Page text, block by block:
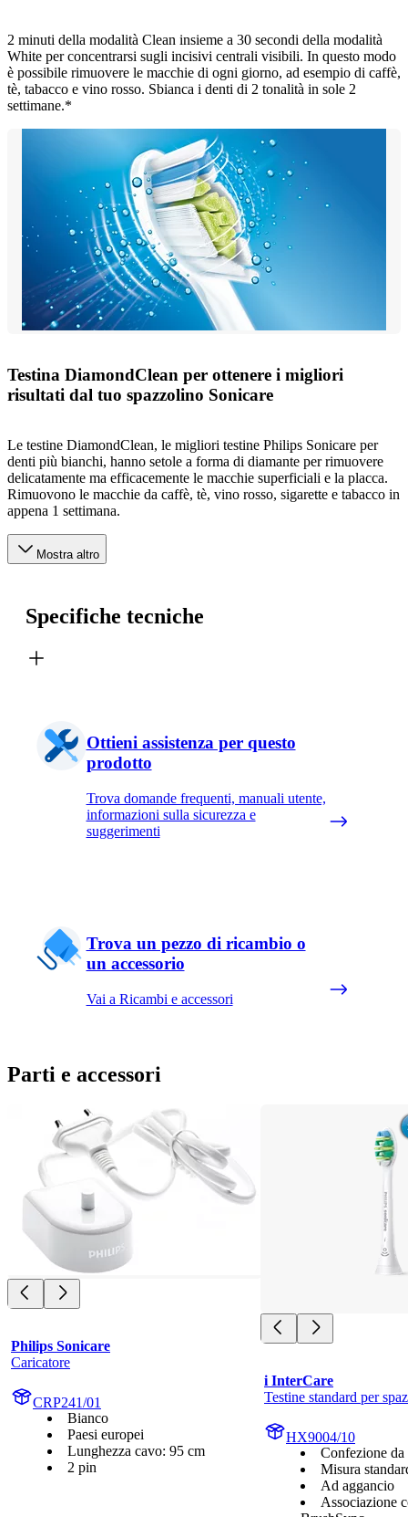
2 minuti della modalità Clean insieme a 30 secondi della modalità
White per concentrarsi sugli incisivi centrali visibili. In questo modo
è possibile rimuovere le macchie di ogni giorno, ad esempio di caffè,
tè, tabacco e vino rosso. Sbianca i denti di 2 tonalità in sole 2
settimane.*
Testina DiamondClean per ottenere i migliori
risultati dal tuo spazzolino Sonicare
Le testine DiamondClean, le migliori testine Philips Sonicare per
denti più bianchi, hanno setole a forma di diamante per rimuovere
delicatamente ma efficacemente le macchie superficiali e la placca.
Rimuovono le macchie da caffè, tè, vino rosso, sigarette e tabacco in
appena 1 settimana.
Mostra altro
Specifiche tecniche
Ottieni assistenza per questo
prodotto
Trova domande frequenti, manuali utente,
informazioni sulla sicurezza e
suggerimenti
Trova un pezzo di ricambio o
un accessorio
Vai a Ricambi e accessori
Parti e accessori
Philips Sonicare
Caricatore
CRP241/01
Bianco
Paesi europei
Lunghezza cavo: 95 cm
2 pin
i InterCare
Testine standard per
HX9004/10
Confezione da
Misura
Ad aggancio
Associazione